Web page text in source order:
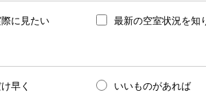
に見たい 最新の空室状況を知
早く いいものがあれば